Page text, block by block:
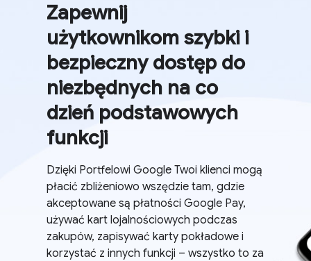
Zapewnij
użytkownikom szybki i
bezpieczny dostęp do
niezbędnych na co
dzień podstawowych
funkcji
Dzięki Portfelowi Google Twoi klienci mogą
płacić zbliżeniowo wszędzie tam, gdzie
akceptowane są płatności Google Pay,
używać kart lojalnościowych podczas
zakupów, zapisywać karty pokładowe i
korzystać z innych funkcji – wszystko to za